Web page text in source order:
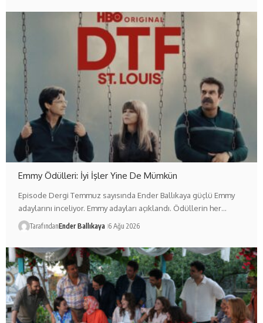
Emmy Ödülleri: İyi İşler Yine De Mümkün
Episode Dergi Temmuz sayısında Ender Ballıkaya güçlü Emmy
adaylarını inceliyor. Emmy adayları açıklandı. Ödüllerin her…
TarafındanEnder Ballıkaya 6 Ağu 2026